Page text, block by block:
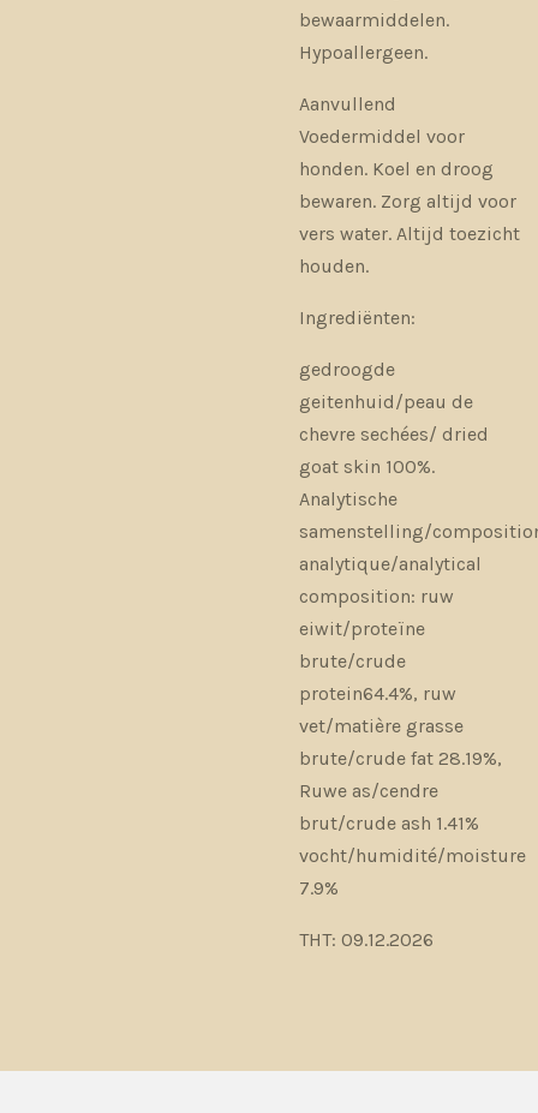
bewaarmiddelen.
Hypoallergeen.
Aanvullend
Voedermiddel voor
honden. Koel en droog
bewaren. Zorg altijd voor
vers water. Altijd toezicht
houden.
Ingrediënten:
gedroogde
geitenhuid/peau de
chevre sechées/ dried
goat skin 100%.
Analytische
samenstelling/
analytique/analytical
composition: ruw
eiwit/proteïne
brute/crude
protein64.4%, ruw
vet/matière grasse
brute/crude fat 28.19%,
Ruwe as/cendre
brut/crude ash 1.41%
vocht/humidité/moisture
7.9%
THT: 09.12.2026